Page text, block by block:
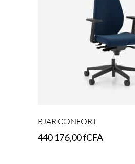
BJAR CONFORT
440 176,00fCFA